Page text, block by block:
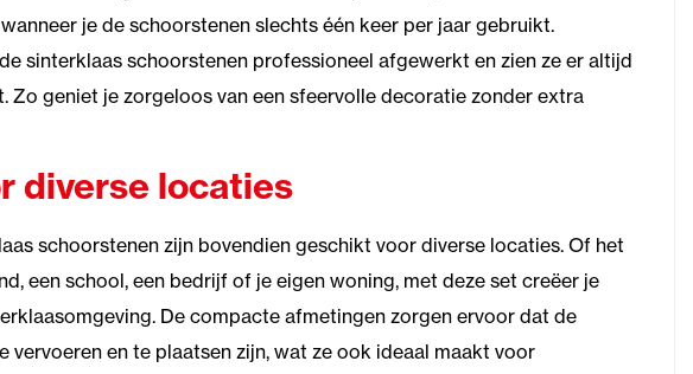
je de schoorstenen slechts één keer per jaar gebruikt.
sinterklaas schoorstenen professioneel afgewerkt en zien ze er altijd
Zo geniet je zorgeloos van een sfeervolle decoratie zonder extra
diverse locaties
schoorstenen zijn bovendien geschikt voor diverse locaties. Of het
een school, een bedrijf of je eigen woning, met deze set creëer je
De compacte afmetingen zorgen ervoor dat de
vervoeren en te plaatsen zijn, wat ze ook ideaal maakt voor